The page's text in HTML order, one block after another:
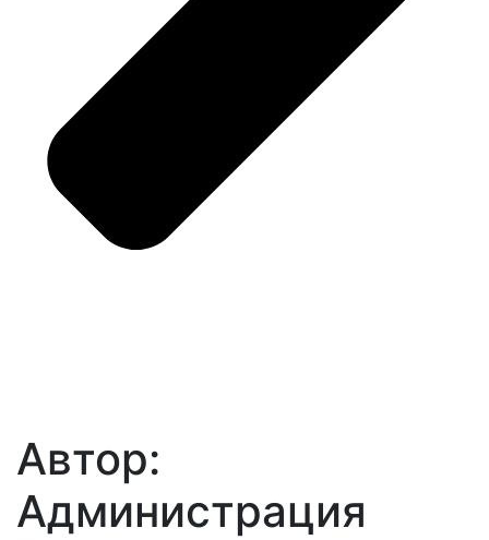
Автор:
Администрация